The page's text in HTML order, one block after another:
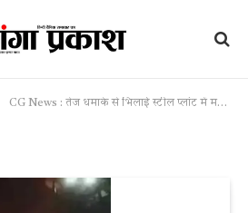
CG News : तेज धमाके से भिलाई स्टील प्लांट में मची अफरा-तफरी, जांच के आदेश